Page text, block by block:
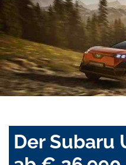
Der Subaru